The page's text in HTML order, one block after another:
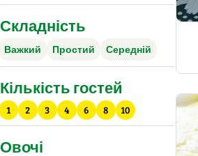
Складність
Важкий Простий Середній
Кількість гостей
1 2 3 4 6 8 10
Овочі